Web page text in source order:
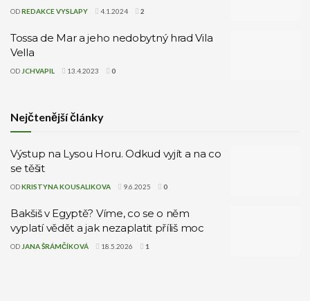
ODREDAKCE VYSLAPY 4.1.2024 2
Tossa de Mar a jeho nedobytný hrad Vila
Vella
OD JCHVAPIL 13.4.2023 0
Nejčtenější články
Výstup na Lysou Horu. Odkud vyjít a na co
se těšit
ODKRISTYNA KOUSALIKOVA 9.6.2025 0
Bakšiš v Egyptě? Víme, co se o něm
vyplatí vědět a jak nezaplatit příliš moc
OD JANA ŠRÁMČÍKOVÁ 18.5.2026 1